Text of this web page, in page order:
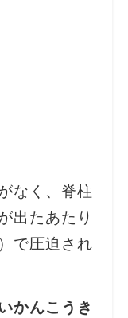
なく、脊柱
出たあたり
で圧迫され
かんこうき